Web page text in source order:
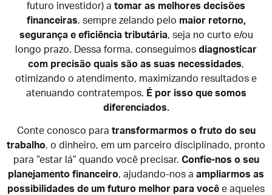
futuro investidor) a tomar as melhores decisões
financeiras, sempre zelando pelo maior retorno,
segurança e eficiência tributária, seja no curto e/ou
longo prazo. Dessa forma, conseguimos diagnosticar
com precisão quais são as suas necessidades,
otimizando o atendimento, maximizando resultados e
atenuando contratempos. É por isso que somos
diferenciados.
Conte conosco para transformarmos o fruto do seu
trabalho, o dinheiro, em um parceiro disciplinado, pronto
para “estar lá” quando você precisar. Confie-nos o seu
planejamento financeiro, ajudando-nos a ampliarmos as
possibilidades de um futuro melhor para você e aqueles